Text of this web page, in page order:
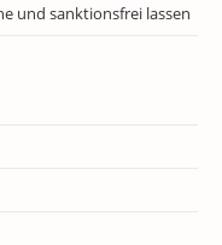
und sanktionsfrei lassen